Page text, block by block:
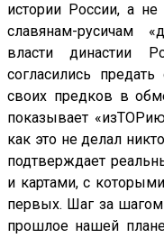
истории России, а
славянам-русичам
власти династии
согласились
своих предков в
показывает
как это не делал
подтверждает
и картами, с
первых. Шаг за шагом
прошлое нашей